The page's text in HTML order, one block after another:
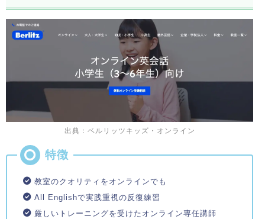
出典：ベルリッツキッズ・オンライン
教室のクオリティをオンラインでも
All Englishで実践重視の反復練習
厳しいトレーニングを受けたオンライン専任講師